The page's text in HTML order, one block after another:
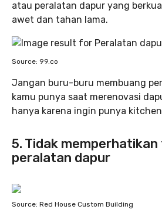
atau peralatan dapur yang
awet dan tahan lama.
Source: 99.co
Jangan buru-buru membuang
kamu punya saat merenovasi
hanya karena ingin punya
5. Tidak
peralatan dapur
Source: Red House Custom Building